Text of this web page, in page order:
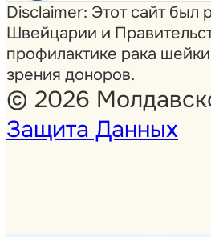
Disclaimer: Этот сайт
Швейцарии и
профилактике рака
зрения доноров.
© 2026
Защита Данных